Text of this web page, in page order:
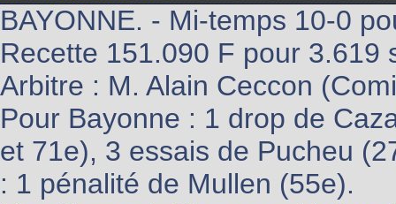
BAYONNE. - Mi-temps 10-0
Recette 151.090 F pour 3.619
Arbitre : M. Alain Ceccon
Pour Bayonne : 1 drop de
et 71e), 3 essais de Pucheu
: 1 pénalité de Mullen (55e).